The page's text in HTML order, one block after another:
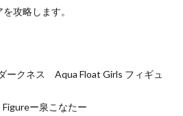
攻略します。
ークネス Aqua Float Girls フィギュ
ー泉こなたー